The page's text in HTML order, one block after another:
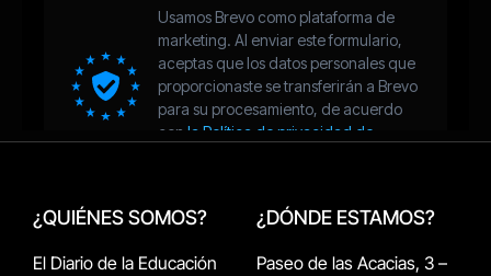
¿QUIÉNES SOMOS?
El Diario de la Educación
¿DÓNDE ESTAMOS?
Paseo de las Acacias, 3 –